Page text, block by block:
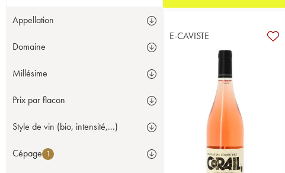
Appellation
Domaine
Millésime
Prix par flacon
Style de vin (bio, intensité,...)
Cépage 1
E-CAVISTE